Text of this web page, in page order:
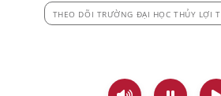
THEO DÕI TRƯỜNG ĐẠI HỌC THỦY LỢI